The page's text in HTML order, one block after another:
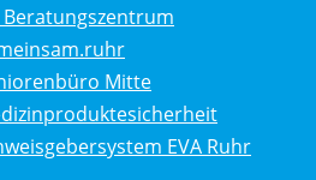
Beratungszentrum
Mitte
EVA Ruhr